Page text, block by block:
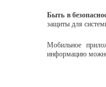
Быть в
защиты для
Мобильное
информацию